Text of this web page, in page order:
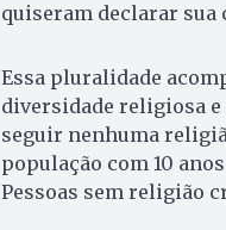
quiseram declarar sua
Essa pluralidade
diversidade religiosa
seguir nenhuma
população com 10
Pessoas sem religião